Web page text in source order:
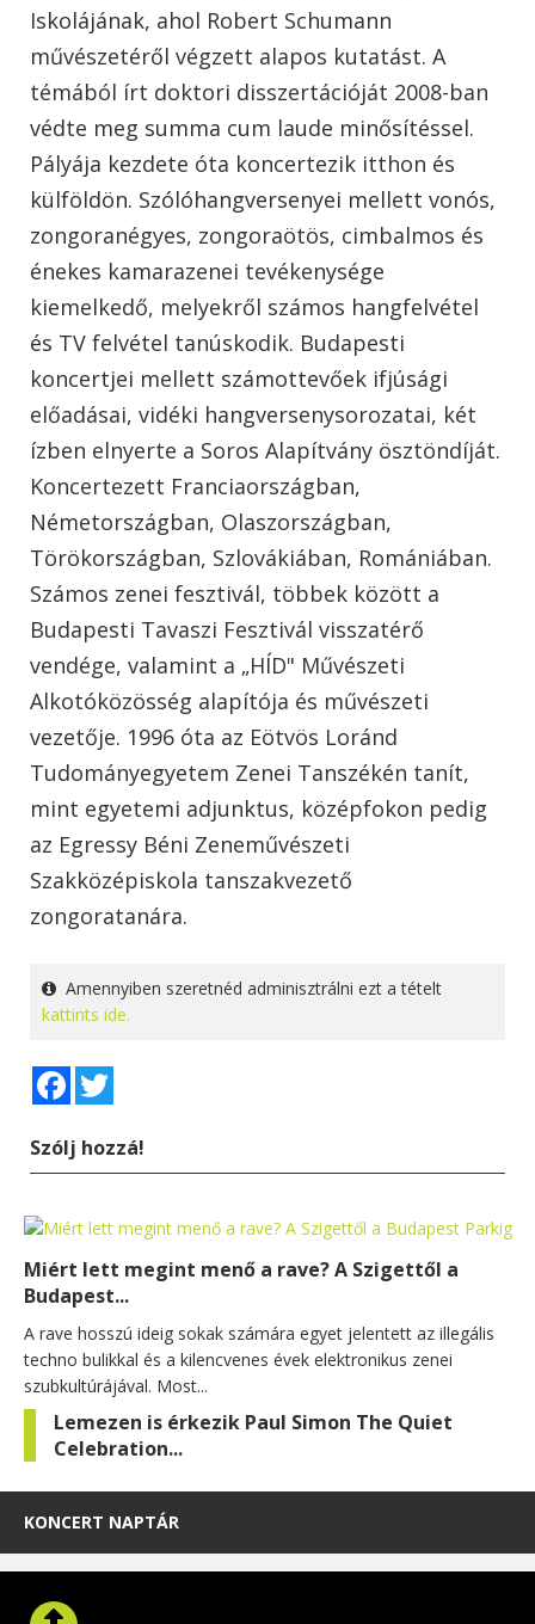
Iskolájának, ahol Robert Schumann
művészetéről végzett alapos kutatást. A
témából írt doktori disszertációját 2008-ban
védte meg summa cum laude minősítéssel.
Pályája kezdete óta koncertezik itthon és
külföldön. Szólóhangversenyei mellett vonós,
zongoranégyes, zongoraötös, cimbalmos és
énekes kamarazenei tevékenysége
kiemelkedő, melyekről számos hangfelvétel
és TV felvétel tanúskodik. Budapesti
koncertjei mellett számottevőek ifjúsági
előadásai, vidéki hangversenysorozatai, két
ízben elnyerte a Soros Alapítvány ösztöndíját.
Koncertezett Franciaországban,
Németországban, Olaszországban,
Törökországban, Szlovákiában, Romániában.
Számos zenei fesztivál, többek között a
Budapesti Tavaszi Fesztivál visszatérő
vendége, valamint a „HÍD" Művészeti
Alkotóközösség alapítója és művészeti
vezetője. 1996 óta az Eötvös Loránd
Tudományegyetem Zenei Tanszékén tanít,
mint egyetemi adjunktus, középfokon pedig
az Egressy Béni Zeneművészeti
Szakközépiskola tanszakvezető
zongoratanára.
Amennyiben szeretnéd adminisztrálni ezt a tételt
kattints ide.
Facebook
Szólj hozzá!
Miért lett megint menő a rave? A Szigettől a
Budapest...
A rave hosszú ideig sokak számára egyet jelentett az illegális
techno bulikkal és a kilencvenes évek elektronikus zenei
szubkultúrájával. Most...
Lemezen is érkezik Paul Simon The Quiet
Celebration...
KONCERT NAPTÁR